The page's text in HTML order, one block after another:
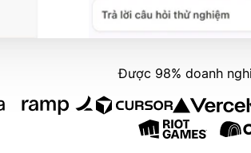
Được 98% doanh